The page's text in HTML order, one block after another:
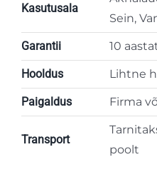
Kasutusala
Sein,
Garantii 10
Hooldus Lihtne
Paigaldus Firma
Transport
poolt